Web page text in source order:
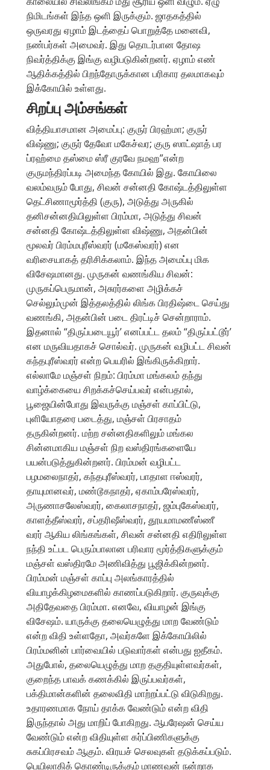
நிமிடங்கள் இந்த ஒளி இருக்கும். ஜாதகத்தில்
ஒருவரது ஏழாம் இடத்தைப் பொறுத்தே மனைவி,
நண்பர்கள் அமைவர். இது தொடர்பான தோஷ
நிவர்த்திக்கு இங்கு வழிபடுகின்றனர். ஏழாம் எண்
ஆதிக்கத்தில் பிறந்தோருக்கான பரிகார தலமாகவும்
இக்கோயில் உள்ளது.
சிறப்பு அம்சங்கள்
வித்தியாசமான அமைப்பு: குருர் பிரஹ்மா; குருர்
விஷ்ணு; குருர் தேவோ மகேச்வர; குரு ஸாட்ஷாத் பர
ப்ரஹ்மை தஸ்மை ஸ்ரீ குரவே நமஹ”என்ற
குருமந்திரப்படி அமைந்த கோயில் இது. கோயிலை
வலம்வரும் போது, சிவன் சன்னதி கோஷ்டத்திலுள்ள
தெட்சிணாமூர்த்தி (குரு), அடுத்து அருகில்
தனிசன்னதியிலுள்ள பிரம்மா, அடுத்து சிவன்
சன்னதி கோஷ்டத்திலுள்ள விஷ்ணு, அதன்பின்
மூலவர் பிரம்மபுரீஸ்வரர் (மகேஸ்வரர்) என
வரிசையாகத் தரிசிக்கலாம். இந்த அமைப்பு மிக
விசேஷமானது. முருகன் வணங்கிய சிவன்:
முருகப்பெருமான், அசுரர்களை அழிக்கச்
செல்லும்முன் இத்தலத்தில் லிங்க பிரதிஷ்டை செய்து
வணங்கி, அதன்பின் படை திரட்டிச் சென்றாராம்.
இதனால் “திருப்படையூர்’ எனப்பட்ட தலம் “திருப்பட்டூர்’
என மருவியதாகச் சொல்வர். முருகன் வழிபட்ட சிவன்
கந்தபுரீஸ்வரர் என்ற பெயரில் இங்கிருக்கிறார்.
எல்லாமே மஞ்சள் நிறம்: பிரம்மா மங்கலம் தந்து
வாழ்க்கையை சிறக்கச்செய்பவர் என்பதால்,
பூஜையின்போது இவருக்கு மஞ்சள் காப்பிட்டு,
புளியோதரை படைத்து, மஞ்சள் பிரசாதம்
தருகின்றனர். மற்ற சன்னதிகளிலும் மங்கல
சின்னமாகிய மஞ்சள் நிற வஸ்திரங்களையே
பயன்படுத்துகின்றனர். பிரம்மன் வழிபட்ட
பழமலைநாதர், கந்தபுரீஸ்வரர், பாதாள ஈஸ்வரர்,
தாயுமானவர், மண்டூகநாதர், ஏகாம்பரேஸ்வரர்,
அருணாசலேஸ்வரர், கைலாசநாதர், ஜம்புகேஸ்வரர்,
காளத்தீஸ்வரர், சப்தரிஷீஸ்வரர், தூயமாமணீஸ்ணீ
வரர் ஆகிய லிங்கங்கள், சிவன் சன்னதி எதிரிலுள்ள
நந்தி உட்பட பெரும்பாலான பரிவார மூர்த்திகளுக்கும்
மஞ்சள் வஸ்திரமே அணிவித்து பூஜிக்கின்றனர்.
பிரம்மன் மஞ்சள் காப்பு அலங்காரத்தில்
வியாழக்கிழமைகளில் காணப்படுகிறார். குருவுக்கு
அதிதேவதை பிரம்மா. எனவே, வியாழன் இங்கு
விசேஷம். யாருக்கு தலையெழுத்து மாற வேண்டும்
என்ற விதி உள்ளதோ, அவர்களே இக்கோயிலில்
பிரம்மனின் பார்வையில் படுவார்கள் என்பது ஐதீகம்.
அதுபோல், தலையெழுத்து மாற தகுதியுள்ளவர்கள்,
குறைந்த பாவக் கணக்கில் இருப்பவர்கள்,
பக்திமான்களின் தலைவிதி மாற்றப்பட்டு விடுகிறது.
உதாரணமாக நோய் தாக்க வேண்டும் என்ற விதி
இருந்தால் அது மாறிப் போகிறது. ஆபரேஷன் செய்ய
வேண்டும் என்ற விதியுள்ள கர்ப்பிணிகளுக்கு
சுகப்பிரசவம் ஆகும். விரயச் செலவுகள் தடுக்கப்படும்.
பெயிலாகிக் கொண்டிருக்கும் மாணவன் நன்றாக